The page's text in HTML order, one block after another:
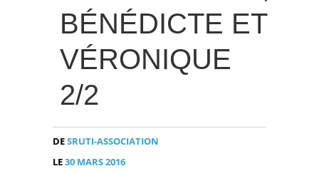
BÉNÉDICTE ET
VÉRONIQUE
2/2
DESRUTI-ASSOCIATION
LE30 MARS 2016